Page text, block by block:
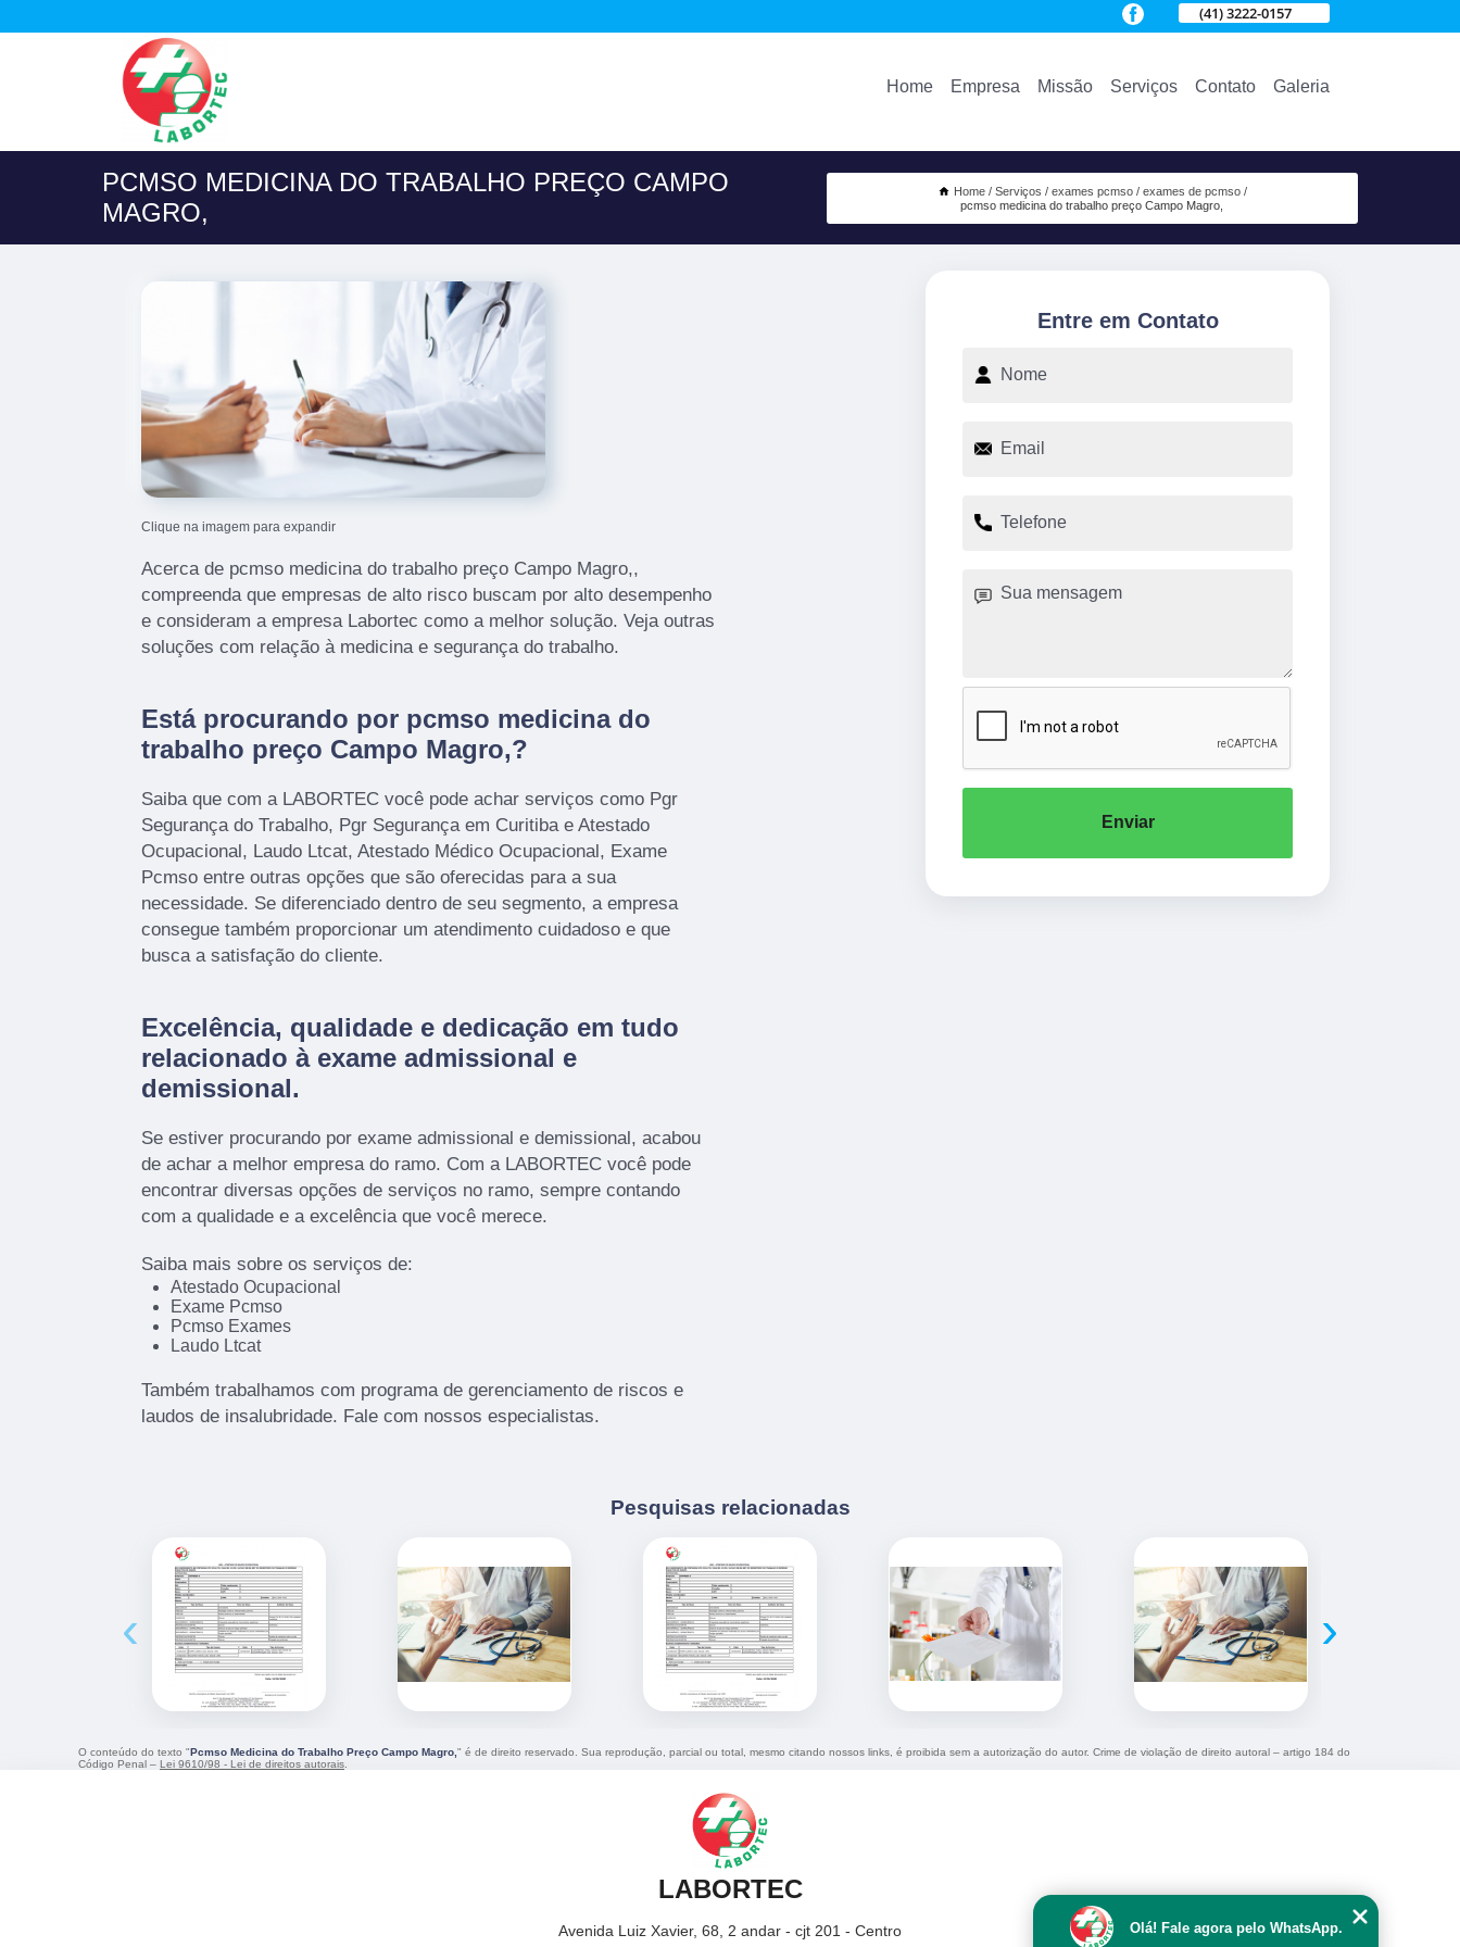
(41) 3222-0157
Home Empresa Missão Serviços Contato Galeria
PCMSO MEDICINA DO TRABALHO PREÇO CAMPO
MAGRO,
Home Serviços exames pcmso
exames de pcmso
pcmso medicina do trabalho preço Campo Magro,
Clique na imagem para expandir
Acerca de pcmso medicina do trabalho preço Campo Magro,,
compreenda que empresas de alto risco buscam por alto desempenho
e consideram a empresa Labortec como a melhor solução. Veja outras
soluções com relação à medicina e segurança do trabalho.
Está procurando por pcmso medicina do
trabalho preço Campo Magro,?
Saiba que com a LABORTEC você pode achar serviços como Pgr
Segurança do Trabalho, Pgr Segurança em Curitiba e Atestado
Ocupacional, Laudo Ltcat, Atestado Médico Ocupacional, Exame
Pcmso entre outras opções que são oferecidas para a sua
necessidade. Se diferenciado dentro de seu segmento, a empresa
consegue também proporcionar um atendimento cuidadoso e que
busca a satisfação do cliente.
Excelência, qualidade e dedicação em tudo
relacionado à exame admissional e
demissional.
Se estiver procurando por exame admissional e demissional, acabou
de achar a melhor empresa do ramo. Com a LABORTEC você pode
encontrar diversas opções de serviços no ramo, sempre contando
com a qualidade e a excelência que você merece.
Saiba mais sobre os serviços de:
Atestado Ocupacional
Exame Pcmso
Pcmso Exames
Laudo Ltcat
Também trabalhamos com programa de gerenciamento de riscos e
laudos de insalubridade. Fale com nossos especialistas.
Entre em Contato
Enviar
Pesquisas relacionadas
‹ ›
O conteúdo do texto "Pcmso Medicina do Trabalho Preço Campo Magro, " é de direito reservado. Sua reprodução, parcial ou total, mesmo citando nossos links, é proibida sem a autorização do autor. Crime de violação de direito autoral – artigo 184 do
Código Penal – Lei 9610/98 - Lei de direitos autorais
LABORTEC
Avenida Luiz Xavier, 68, 2 andar - cjt 201 - Centro Olá! Fale agora pelo WhatsApp.